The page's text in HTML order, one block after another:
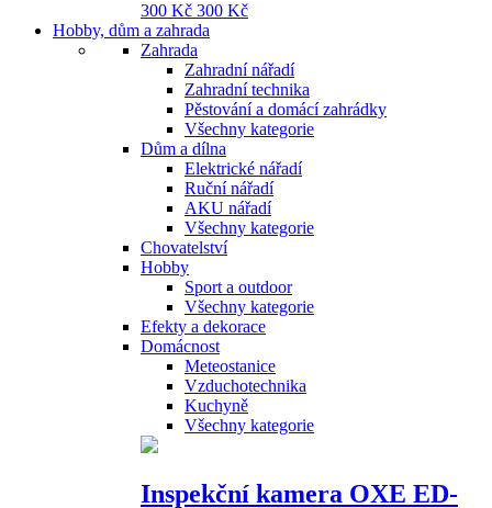
300 Kč 300 Kč
Hobby, dům a zahrada
Zahrada
Zahradní nářadí
Zahradní technika
Pěstování a domácí zahrádky
Všechny kategorie
Dům a dílna
Elektrické nářadí
Ruční nářadí
AKU nářadí
Všechny kategorie
Chovatelství
Hobby
Sport a outdoor
Všechny kategorie
Efekty a dekorace
Domácnost
Meteostanice
Vzduchotechnika
Kuchyně
Všechny kategorie
Inspekční kamera OXE ED-